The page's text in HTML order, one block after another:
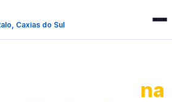
Caxias do Sul
na